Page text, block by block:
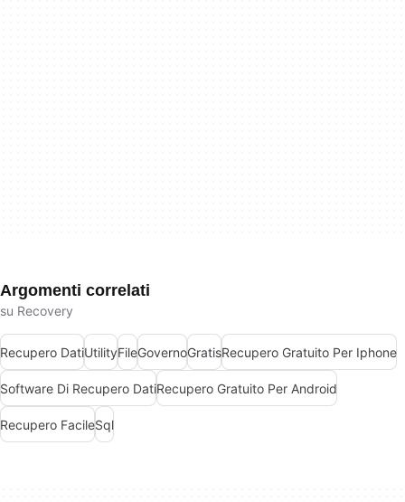
Argomenti correlati
su Recovery
Recupero DatiUtilityFileGovernoGratisRecupero Gratuito Per Iphone
Software Di Recupero DatiRecupero Gratuito Per Android
Recupero FacileSql